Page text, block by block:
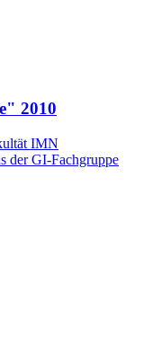
2010
IMN
der GI-Fachgruppe